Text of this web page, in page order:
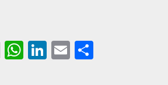
X
W
Li
E